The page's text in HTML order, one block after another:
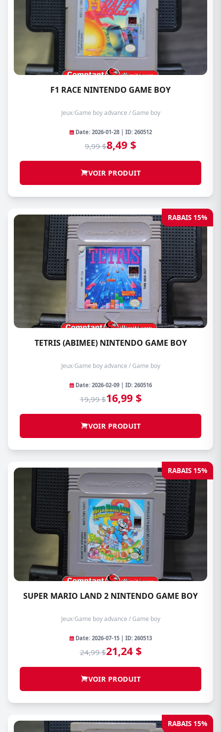
F1 RACE NINTENDO GAME BOY
Jeux/Game boy advance / Game boy
Date: 2026-01-28 | ID: 260512
9,99 $8,49 $
VOIR PRODUIT
RABAIS 15%
TETRIS (ABIMEE) NINTENDO GAME BOY
Jeux/Game boy advance / Game boy
Date: 2026-02-09 | ID: 260516
19,99 $16,99 $
VOIR PRODUIT
RABAIS 15%
SUPER MARIO LAND 2 NINTENDO GAME BOY
Jeux/Game boy advance / Game boy
Date: 2026-07-15 | ID: 260513
24,99 $21,24 $
VOIR PRODUIT
RABAIS 15%